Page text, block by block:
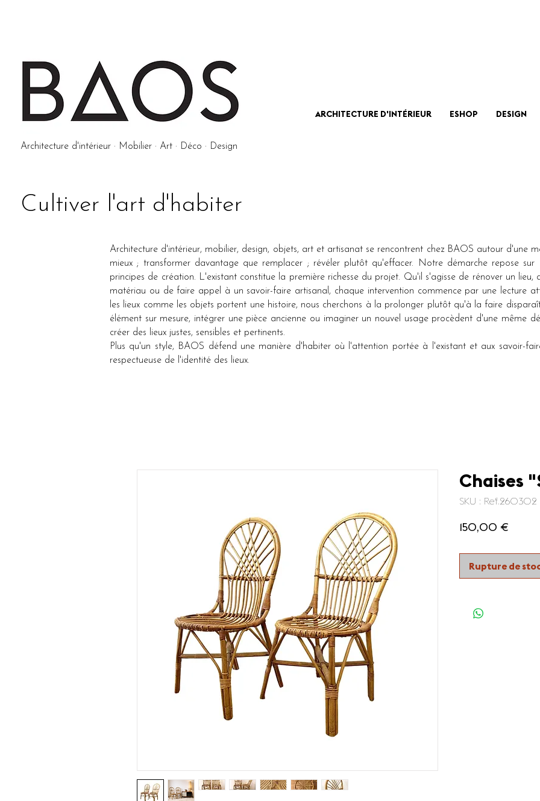
ARCHITECTURE D'INTÉRIEUR ESHOP DESIGN
Architecture d'intérieur · Mobilier · Art · Déco · Design
Cultiver l'art d'habiter
Architecture d'intérieur, mobilier, design, objets, art et artisanat se rencontrent chez BAOS autour d'une
mieux ; transformer davantage que remplacer ; révéler plutôt qu'effacer. Notre démarche repose
principes de création. L'existant constitue la première richesse du projet. Qu'il s'agisse de rénover un lieu,
matériau ou de faire appel à un savoir-faire artisanal, chaque intervention commence par une lecture
les lieux comme les objets portent une histoire, nous cherchons à la prolonger plutôt qu'à la faire
élément sur mesure, intégrer une pièce ancienne ou imaginer un nouvel usage procèdent d'une même
créer des lieux justes, sensibles et pertinents.
Plus qu'un style, BAOS défend une manière d'habiter où l'attention portée à l'existant et aux savoir-
respectueuse de l'identité des lieux.
Chaises
SKU : Ref.260302
150,00 €
Rupture de